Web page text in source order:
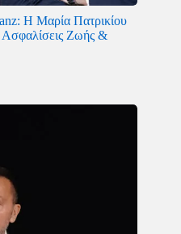
Η Μαρία Πατρικίου
Ασφαλίσεις Ζωής &